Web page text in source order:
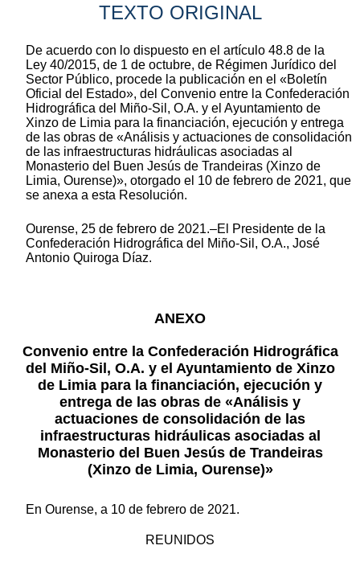
TEXTO ORIGINAL
De acuerdo con lo dispuesto en el artículo 48.8 de la
Ley 40/2015, de 1 de octubre, de Régimen Jurídico del
Sector Público, procede la publicación en el «Boletín
Oficial del Estado», del Convenio entre la Confederación
Hidrográfica del Miño-Sil, O.A. y el Ayuntamiento de
Xinzo de Limia para la financiación, ejecución y entrega
de las obras de «Análisis y actuaciones de consolidación
de las infraestructuras hidráulicas asociadas al
Monasterio del Buen Jesús de Trandeiras (Xinzo de
Limia, Ourense)», otorgado el 10 de febrero de 2021, que
se anexa a esta Resolución.
Ourense, 25 de febrero de 2021.–El Presidente de la
Confederación Hidrográfica del Miño-Sil, O.A., José
Antonio Quiroga Díaz.
ANEXO
Convenio entre la Confederación Hidrográfica
del Miño-Sil, O.A. y el Ayuntamiento de Xinzo
de Limia para la financiación, ejecución y
entrega de las obras de «Análisis y
actuaciones de consolidación de las
infraestructuras hidráulicas asociadas al
Monasterio del Buen Jesús de Trandeiras
(Xinzo de Limia, Ourense)»
En Ourense, a 10 de febrero de 2021.
REUNIDOS